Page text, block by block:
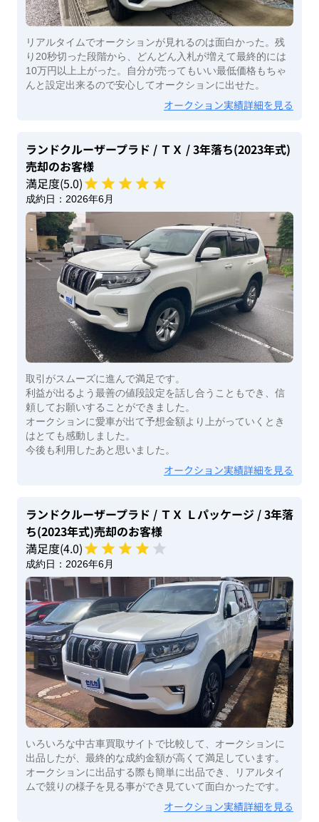
リアルタイムでオークションが見れるのは面白かった。残
り20秒切った段階から、どんどん入札が増えて最終的には
10万円以上上がった。自分が売ってもいい最低価格もちゃ
んと設定出来るので安心してオークションに出せた。
オークション実績詳細を見る
ランドクルーザープラド / ＴＸ / 3年落ち(2023年式)
売却のお客様
満足度(5.0)
成約日： 2026年6月
取引がスムーズに進んで満足です。
利益が出るよう最善の値段設定を話し合うこともでき、信
頼してお願いすることができました。
オークションに愛車が出て予想金額より上がっていくとき
はとても感動しました。
今後も利用したあと思いました。
オークション実績詳細を見る
ランドクルーザープラド / ＴＸ Ｌパッケージ / 3年落
ち(2023年式)売却のお客様
満足度(4.0)
成約日： 2026年6月
いろいろな中古車買取サイトで比較して、オークションに
出品したが、最終的な成約金額が高くて満足しています。
オークションに出品する際も簡単に出品でき、リアルタイ
ムで競りの様子を見る事ができ見ていて面白かったです。
オークション実績詳細を見る